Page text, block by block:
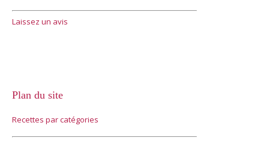
Laissez un avis
Plan du site
Recettes par catégories